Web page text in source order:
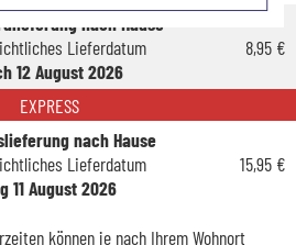
nach Hause
Lieferdatum
12 August 2026
8,95 €
EXPRESS
nach Hause
Lieferdatum
11 August 2026
15,95 €
können je nach Ihrem Wohnort